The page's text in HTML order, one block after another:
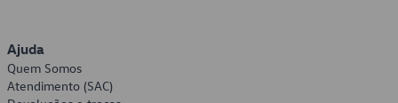
Ajuda
Quem Somos
Atendimento (SAC)